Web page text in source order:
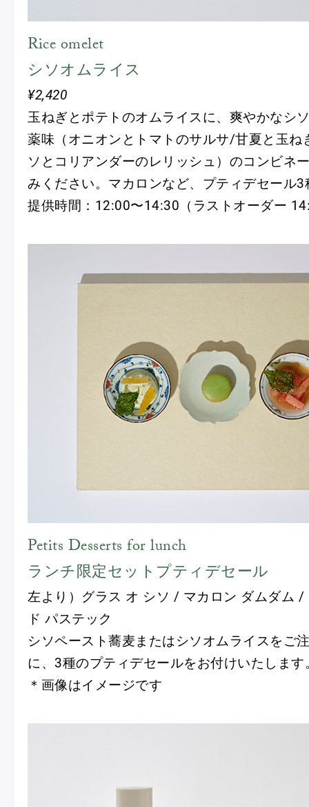
Rice omelet
シソオムライス
¥2,420
玉ねぎとポテトのオムライスに、爽やかなシ
薬味（オニオンとトマトのサルサ/甘夏と玉ね
ソとコリアンダーのレリッシュ）のコンビネ
みください。マカロンなど、プティデセール3
提供時間：12:00〜14:30（ラストオーダー
Petits Desserts for lunch
ランチ限定セットプティデセール
左より）グラス オ シソ / マカロン ダムダム /
ド パステック
シソペースト蕎麦またはシソオムライスをご
に、3種のプティデセールをお付けいたします
＊画像はイメージです